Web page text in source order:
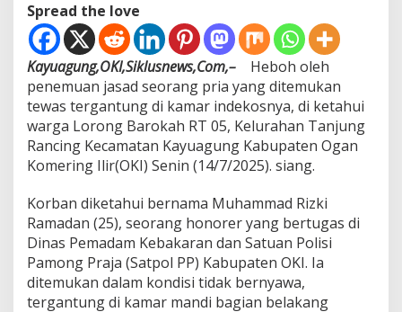
i
M
o
t
i
f
K
o
r
b
a
G
a
n
t
u
n
g
Spread the love
Kayuagung,OKI,Siklusnews,Com,–
Heboh oleh
penemuan jasad seorang pria yang ditemukan
tewas tergantung di kamar indekosnya, di ketahui
warga Lorong Barokah RT 05, Kelurahan Tanjung
Rancing Kecamatan Kayuagung Kabupaten Ogan
Komering Ilir(OKI) Senin (14/7/2025). siang.
Korban diketahui bernama Muhammad Rizki
Ramadan (25), seorang honorer yang bertugas di
Dinas Pemadam Kebakaran dan Satuan Polisi
Pamong Praja (Satpol PP) Kabupaten OKI. Ia
ditemukan dalam kondisi tidak bernyawa,
tergantung di kamar mandi bagian belakang